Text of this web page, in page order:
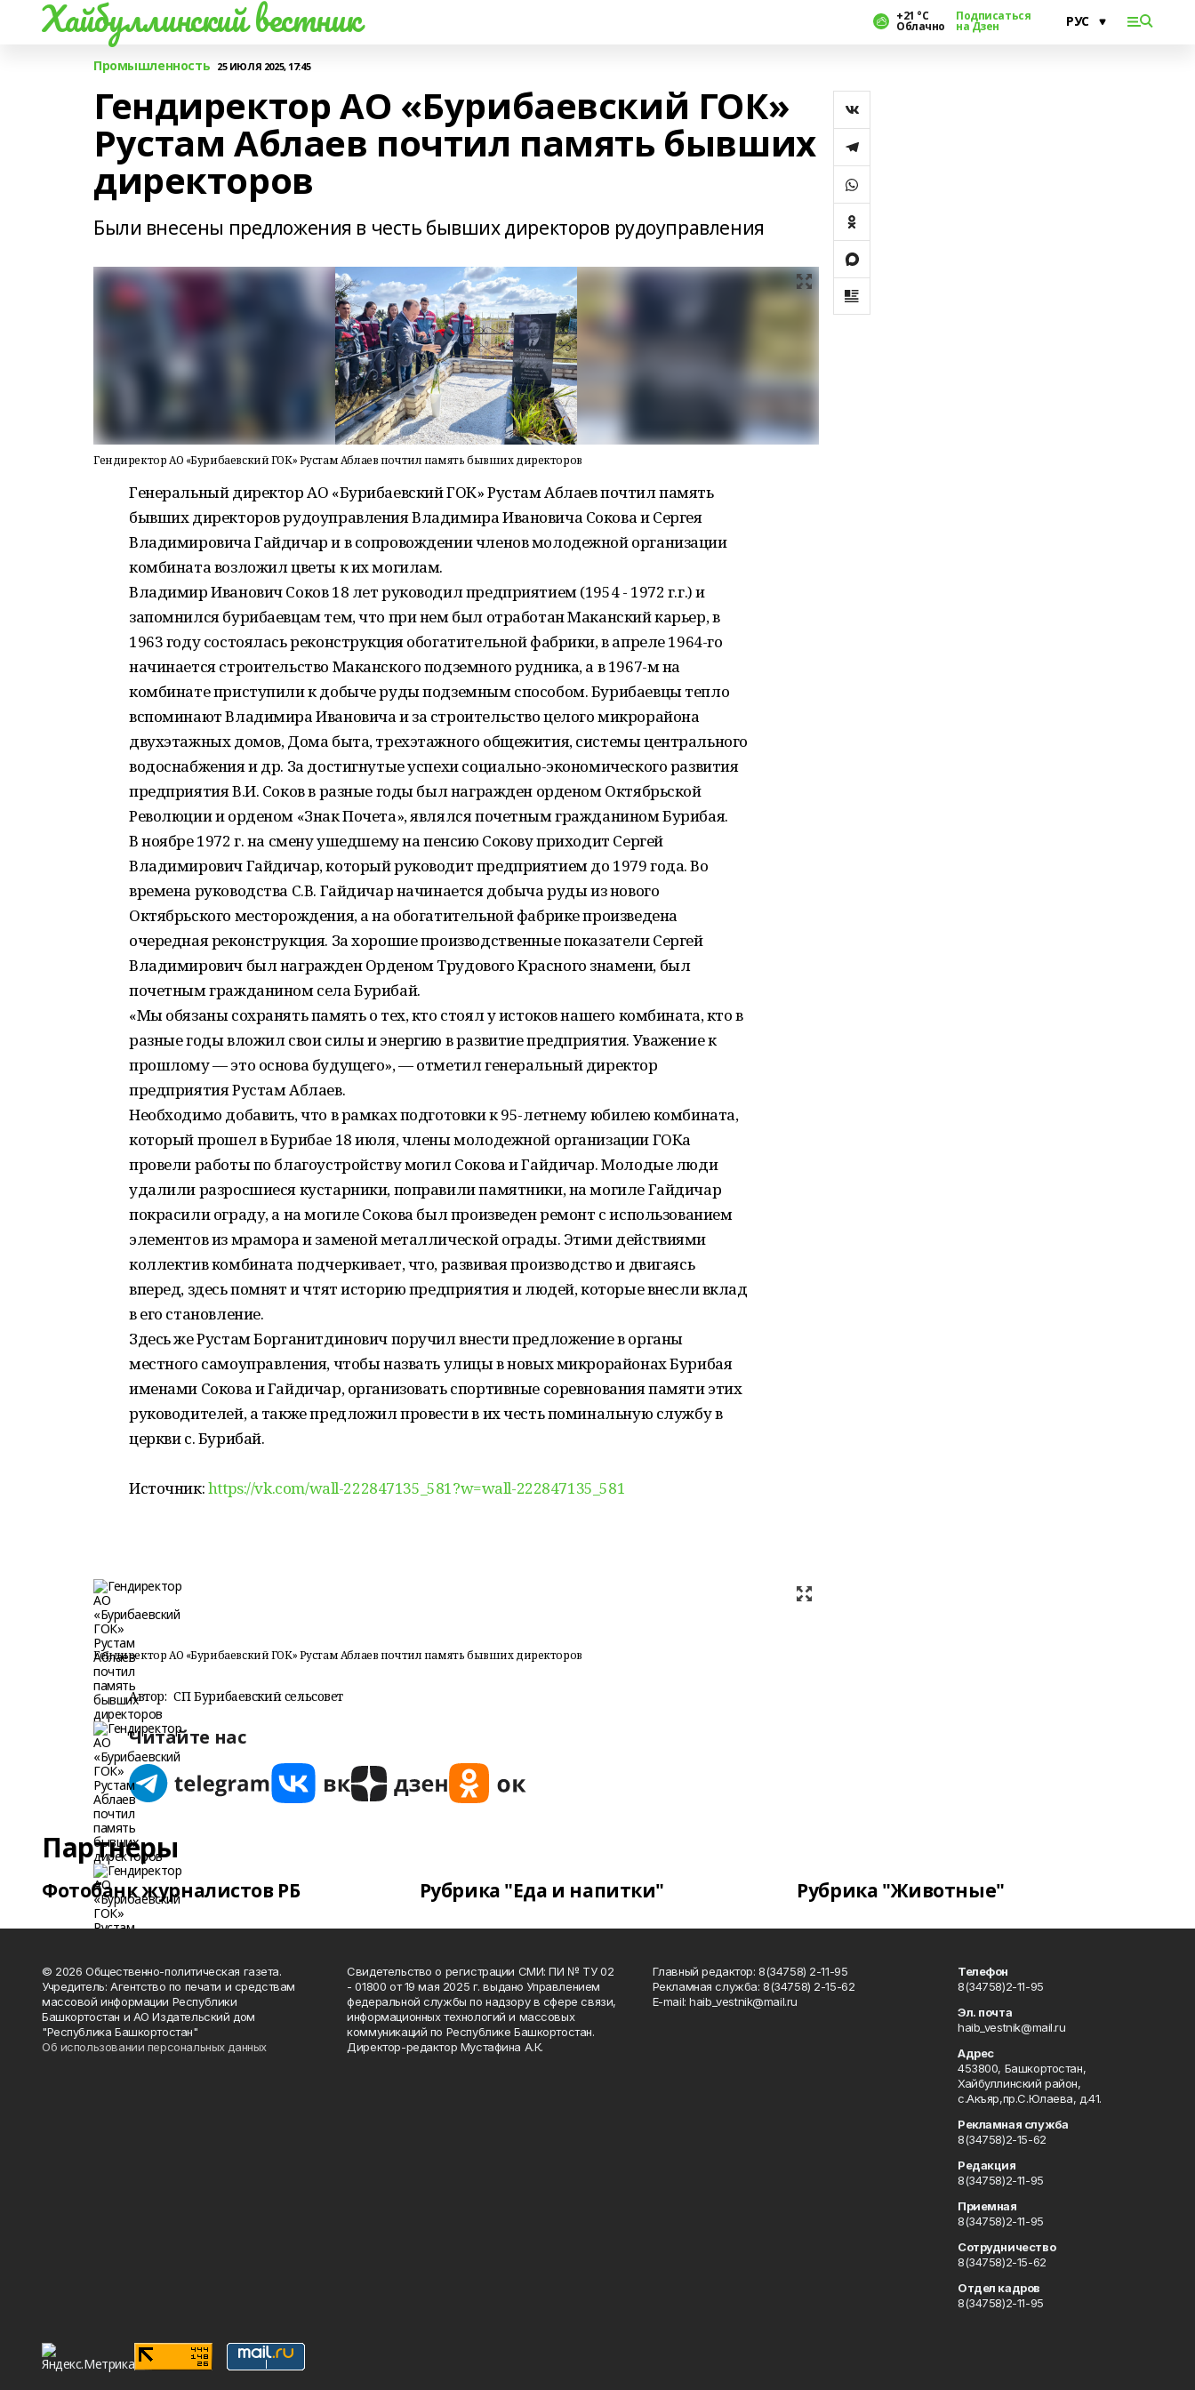
Хайбуллинский вестник +21 °С
Облачно
Подписаться
на Дзен
Промышленность 25 ИЮЛЯ 2025, 17:45
Гендиректор АО «Бурибаевский ГОК»
Рустам Аблаев почтил память бывших
директоров
Были внесены предложения в честь бывших директоров рудоуправления
Гендиректор АО «Бурибаевский ГОК» Рустам Аблаев почтил память бывших директоров
Генеральный директор АО «Бурибаевский ГОК» Рустам Аблаев почтил память
бывших директоров рудоуправления Владимира Ивановича Сокова и Сергея
Владимировича Гайдичар и в сопровождении членов молодежной организации
комбината возложил цветы к их могилам.
Владимир Иванович Соков 18 лет руководил предприятием (1954 - 1972 г.г.) и
запомнился бурибаевцам тем, что при нем был отработан Маканский карьер, в
1963 году состоялась реконструкция обогатительной фабрики, в апреле 1964-го
начинается строительство Маканского подземного рудника, а в 1967-м на
комбинате приступили к добыче руды подземным способом. Бурибаевцы тепло
вспоминают Владимира Ивановича и за строительство целого микрорайона
двухэтажных домов, Дома быта, трехэтажного общежития, системы центрального
водоснабжения и др. За достигнутые успехи социально-экономического развития
предприятия В.И. Соков в разные годы был награжден орденом Октябрьской
Революции и орденом «Знак Почета», являлся почетным гражданином Бурибая.
В ноябре 1972 г. на смену ушедшему на пенсию Сокову приходит Сергей
Владимирович Гайдичар, который руководит предприятием до 1979 года. Во
времена руководства С.В. Гайдичар начинается добыча руды из нового
Октябрьского месторождения, а на обогатительной фабрике произведена
очередная реконструкция. За хорошие производственные показатели Сергей
Владимирович был награжден Орденом Трудового Красного знамени, был
почетным гражданином села Бурибай.
«Мы обязаны сохранять память о тех, кто стоял у истоков нашего комбината, кто в
разные годы вложил свои силы и энергию в развитие предприятия. Уважение к
прошлому — это основа будущего», — отметил генеральный директор
предприятия Рустам Аблаев.
Необходимо добавить, что в рамках подготовки к 95-летнему юбилею комбината,
который прошел в Бурибае 18 июля, члены молодежной организации ГОКа
провели работы по благоустройству могил Сокова и Гайдичар. Молодые люди
удалили разросшиеся кустарники, поправили памятники, на могиле Гайдичар
покрасили ограду, а на могиле Сокова был произведен ремонт с использованием
элементов из мрамора и заменой металлической ограды. Этими действиями
коллектив комбината подчеркивает, что, развивая производство и двигаясь
вперед, здесь помнят и чтят историю предприятия и людей, которые внесли вклад
в его становление.
Здесь же Рустам Борганитдинович поручил внести предложение в органы
местного самоуправления, чтобы назвать улицы в новых микрорайонах Бурибая
именами Сокова и Гайдичар, организовать спортивные соревнования памяти этих
руководителей, а также предложил провести в их честь поминальную службу в
церкви с. Бурибай.
Источник:https://vk.com/wall-222847135_581?w=wall-222847135_581
Гендиректор АО «Бурибаевский ГОК» Рустам Аблаев почтил память бывших директоров
Автор: СП Бурибаевский сельсовет
Читайте нас
Партнеры
Фотобанк журналистов РБ Рубрика "Еда и напитки" Рубрика "Животные"
© 2026 Общественно-политическая газета.
Учредитель: Агентство по печати и средствам
массовой информации Республики
Башкортостан и АО Издательский дом
"Республика Башкортостан"
Об использовании персональных данных
Свидетельство о регистрации СМИ: ПИ № ТУ 02
- 01800 от 19 мая 2025 г. выдано Управлением
федеральной службы по надзору в сфере связи,
информационных технологий и массовых
коммуникаций по Республике Башкортостан.
Директор-редактор Мустафина А.К.
Главный редактор: 8(34758) 2-11-95
Рекламная служба: 8(34758) 2-15-62
Е-mаil: haib_vestnik@mail.ru
Телефон
8(34758)2-11-95
Эл. почта
haib_vestnik@mail.ru
Адрес
453800, Башкортостан,
Хайбуллинский район,
с.Акъяр,пр.С.Юлаева, д.41.
Рекламная служба
8(34758)2-15-62
Редакция
8(34758)2-11-95
Приемная
8(34758)2-11-95
Сотрудничество
8(34758)2-15-62
Отдел кадров
8(34758)2-11-95